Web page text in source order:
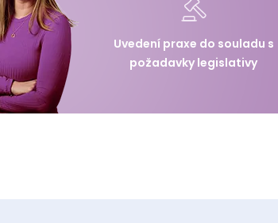
Uvedení praxe do souladu s
požadavky legislativy